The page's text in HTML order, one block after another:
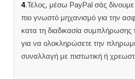
4.Τέλος, μέσω PayPal σάς
πιο γνωστό μηχανισμό για την
κατα τη διαδικασία
για να ολοκληρώσετε την
συναλλαγή με πιστωτική ή